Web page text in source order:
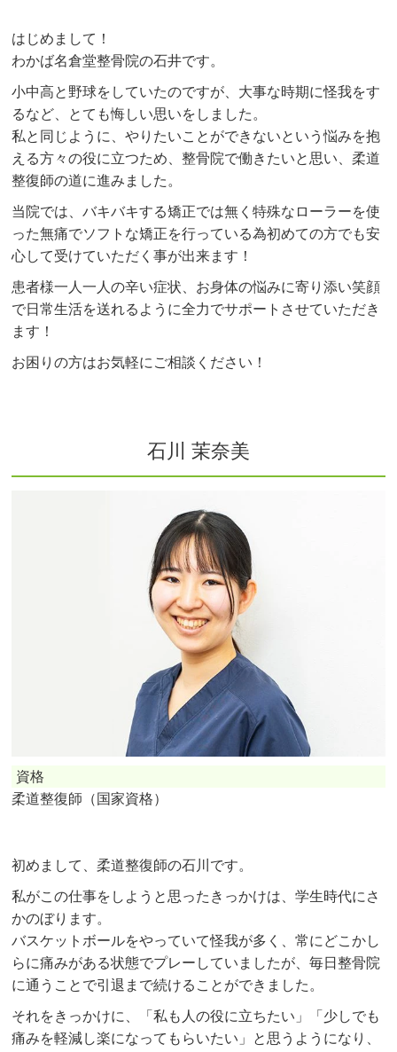
はじめまして！
わかば名倉堂整骨院の石井です。
小中高と野球をしていたのですが、大事な時期に怪我をす
るなど、とても悔しい思いをしました。
私と同じように、やりたいことができないという悩みを抱
える方々の役に立つため、整骨院で働きたいと思い、柔道
整復師の道に進みました。
当院では、バキバキする矯正では無く特殊なローラーを使
った無痛でソフトな矯正を行っている為初めての方でも安
心して受けていただく事が出来ます！
患者様一人一人の辛い症状、お身体の悩みに寄り添い笑顔
で日常生活を送れるように全力でサポートさせていただき
ます！
お困りの方はお気軽にご相談ください！
石川 茉奈美
資格
柔道整復師（国家資格）
初めまして、柔道整復師の石川です。
私がこの仕事をしようと思ったきっかけは、学生時代にさ
かのぼります。
バスケットボールをやっていて怪我が多く、常にどこかし
らに痛みがある状態でプレーしていましたが、毎日整骨院
に通うことで引退まで続けることができました。
それをきっかけに、「私も人の役に立ちたい」「少しでも
痛みを軽減し楽になってもらいたい」と思うようになり、